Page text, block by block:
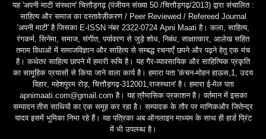
यह 'अपनी माटी संस्थान' चित्तौड़गढ़ (पंजीयन संख्या 50 /चित्तौड़गढ़/2013) द्वारा संचालित :
साहित्य और समाज का दस्तावेज़ीकरण / Peer Reviewed / Refereed Journal
'अपनी माटी' है जिसका E-ISSN नंबर 2322-0724 Apni Maati है। कला, साहित्य,
रंगकर्म, सिनेमा, समाज, संगीत, पर्यावरण से जुड़े शोध, निबंध, साक्षात्कार, आलेख सहित
तमाम विधाओं में समाजविज्ञान और साहित्य से सम्बद्ध रचनाएँ छपने और पढ़ने हेतु एक मंच
है। कथेतर साहित्य छापने में हमारी रूचि है। यह गैर-व्यावसायिक और साहित्यिक प्रकृति
का सामूहिक प्रयासों से किया जाने वाला कार्य है। हमारा पता 'कंचन-मोहन हाऊस,1, उदय
विहार, महेशपुरम रोड़, चित्तौड़गढ़-312001,राजस्थान' है। हमारा ई-मेल पता
apnimaati.com@gmail.com है। यह त्रैमासिक प्रकाशन है। वर्तमान में इसका
सम्पादन तीस साथियों का एक समूह कर रहा है। सम्पादक के तौर पर माणिकऔर जितेन्द्र
यादव इसमें भूमिका निभा रहे हैं। यह पत्रिका अब ऑनलाइन माध्यम के साथ ही हार्ड प्रिंट
में भी उपलब्ध है।